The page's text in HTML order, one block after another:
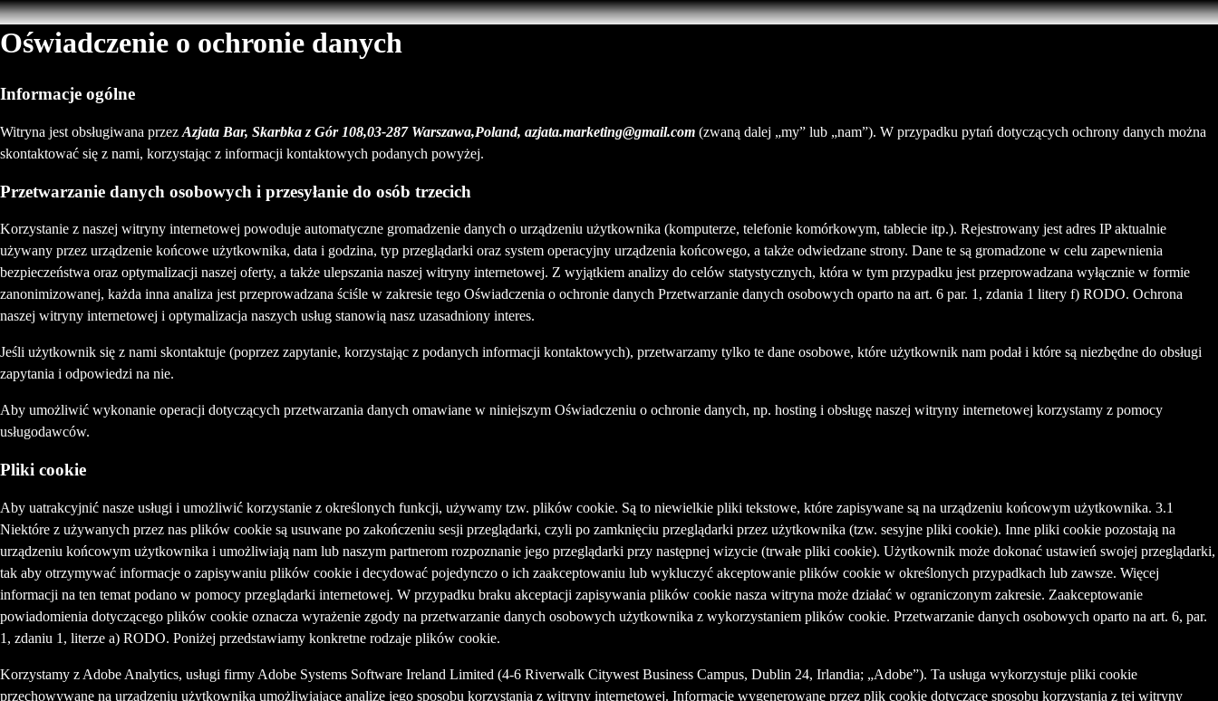
Oświadczenie o ochronie danych
Informacje ogólne
Witryna jest obsługiwana przez Azjata Bar, Skarbka z Gór 108,03-287 Warszawa,Poland, azjata.marketing@gmail.com (zwaną dalej „my” lub „nam”). W przypadku pytań dotyczących ochrony danych można
skontaktować się z nami, korzystając z informacji kontaktowych podanych powyżej.
Przetwarzanie danych osobowych i przesyłanie do osób trzecich
Korzystanie z naszej witryny internetowej powoduje automatyczne gromadzenie danych o urządzeniu użytkownika (komputerze, telefonie komórkowym, tablecie itp.). Rejestrowany jest adres IP aktualnie
używany przez urządzenie końcowe użytkownika, data i godzina, typ przeglądarki oraz system operacyjny urządzenia końcowego, a także odwiedzane strony. Dane te są gromadzone w celu zapewnienia
bezpieczeństwa oraz optymalizacji naszej oferty, a także ulepszania naszej witryny internetowej. Z wyjątkiem analizy do celów statystycznych, która w tym przypadku jest przeprowadzana wyłącznie w formie
zanonimizowanej, każda inna analiza jest przeprowadzana ściśle w zakresie tego Oświadczenia o ochronie danych Przetwarzanie danych osobowych oparto na art. 6 par. 1, zdania 1 litery f) RODO. Ochrona
naszej witryny internetowej i optymalizacja naszych usług stanowią nasz uzasadniony interes.
Jeśli użytkownik się z nami skontaktuje (poprzez zapytanie, korzystając z podanych informacji kontaktowych), przetwarzamy tylko te dane osobowe, które użytkownik nam podał i które są niezbędne do obsługi
zapytania i odpowiedzi na nie.
Aby umożliwić wykonanie operacji dotyczących przetwarzania danych omawiane w niniejszym Oświadczeniu o ochronie danych, np. hosting i obsługę naszej witryny internetowej korzystamy z pomocy
usługodawców.
Pliki cookie
Aby uatrakcyjnić nasze usługi i umożliwić korzystanie z określonych funkcji, używamy tzw. plików cookie. Są to niewielkie pliki tekstowe, które zapisywane są na urządzeniu końcowym użytkownika. 3.1
Niektóre z używanych przez nas plików cookie są usuwane po zakończeniu sesji przeglądarki, czyli po zamknięciu przeglądarki przez użytkownika (tzw. sesyjne pliki cookie). Inne pliki cookie pozostają na
urządzeniu końcowym użytkownika i umożliwiają nam lub naszym partnerom rozpoznanie jego przeglądarki przy następnej wizycie (trwałe pliki cookie). Użytkownik może dokonać ustawień swojej przeglądarki,
tak aby otrzymywać informacje o zapisywaniu plików cookie i decydować pojedynczo o ich zaakceptowaniu lub wykluczyć akceptowanie plików cookie w określonych przypadkach lub zawsze. Więcej
informacji na ten temat podano w pomocy przeglądarki internetowej. W przypadku braku akceptacji zapisywania plików cookie nasza witryna może działać w ograniczonym zakresie. Zaakceptowanie
powiadomienia dotyczącego plików cookie oznacza wyrażenie zgody na przetwarzanie danych osobowych użytkownika z wykorzystaniem plików cookie. Przetwarzanie danych osobowych oparto na art. 6, par.
1, zdaniu 1, literze a) RODO. Poniżej przedstawiamy konkretne rodzaje plików cookie.
Korzystamy z Adobe Analytics, usługi firmy Adobe Systems Software Ireland Limited (4-6 Riverwalk Citywest Business Campus, Dublin 24, Irlandia; „Adobe”). Ta usługa wykorzystuje pliki cookie
przechowywane na urządzeniu użytkownika umożliwiające analizę jego sposobu korzystania z witryny internetowej. Informacje wygenerowane przez plik cookie dotyczące sposobu korzystania z tej witryny